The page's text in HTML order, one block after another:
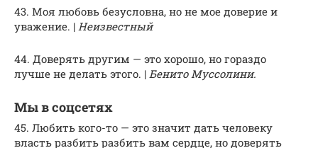
43. Моя любовь безусловна, но не мое доверие и
уважение. | Неизвестный
44. Доверять другим — это хорошо, но гораздо
лучше не делать этого. | Бенито Муссолини.
Мы в соцсетях
45. Любить кого-то — это значит дать человеку
власть разбить разбить вам сердце, но доверять